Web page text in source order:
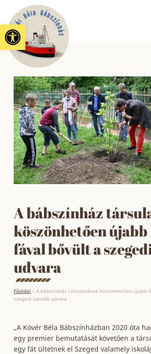
Eszköztár
A bábszínház
köszönhetően
fával bővült a
udvara
Főoldal »A bábszínház társulatának köszönhetően újabb
szegedi iskolák udvara
„A Kövér Béla Bábszínházban 2020 óta
egy premier bemutatását követően a
egy fát ültetnek el Szeged valamely